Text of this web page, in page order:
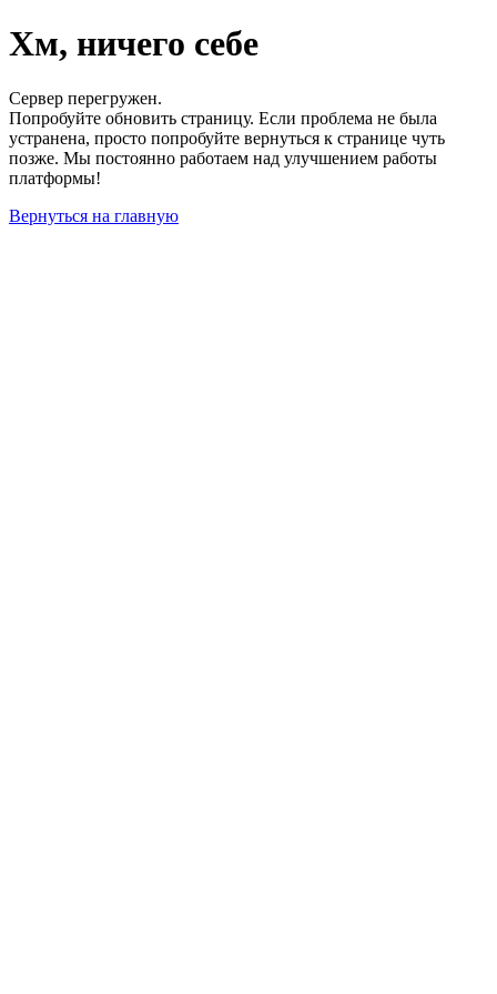
Хм, ничего себе
Сервер перегружен.
Попробуйте обновить страницу. Если проблема не была
устранена, просто попробуйте вернуться к странице чуть
позже. Мы постоянно работаем над улучшением работы
платформы!
Вернуться на главную